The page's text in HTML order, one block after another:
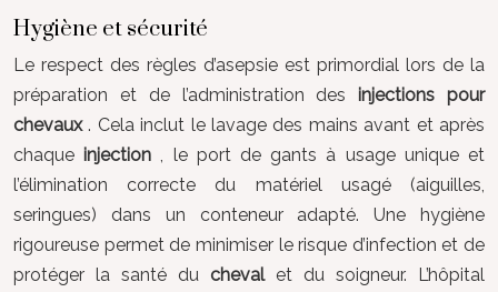
Hygiène et sécurité
Le respect des règles d’asepsie est primordial lors de la
préparation et de l’administration des injections pour
chevaux. Cela inclut le lavage des mains avant et après
chaque injection
, le port de gants à usage unique et
l’élimination correcte du matériel usagé (aiguilles,
seringues) dans un conteneur adapté. Une hygiène
rigoureuse permet de minimiser le risque d’infection et de
protéger la santé du cheval et du soigneur. L’hôpital